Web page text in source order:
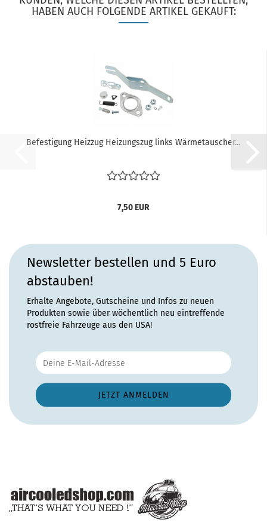
HABEN AUCH FOLGENDE ARTIKEL GEKAUFT:
Befestigung Heizzug Heizungszug links Wärmetauscher...
7,50 EUR
Newsletter bestellen und 5 Euro
abstauben!
Erhalte Angebote, Gutscheine und Infos zu neuen
Produkten sowie über wöchentlich neu eintreffende
rostfreie Fahrzeuge aus den USA!